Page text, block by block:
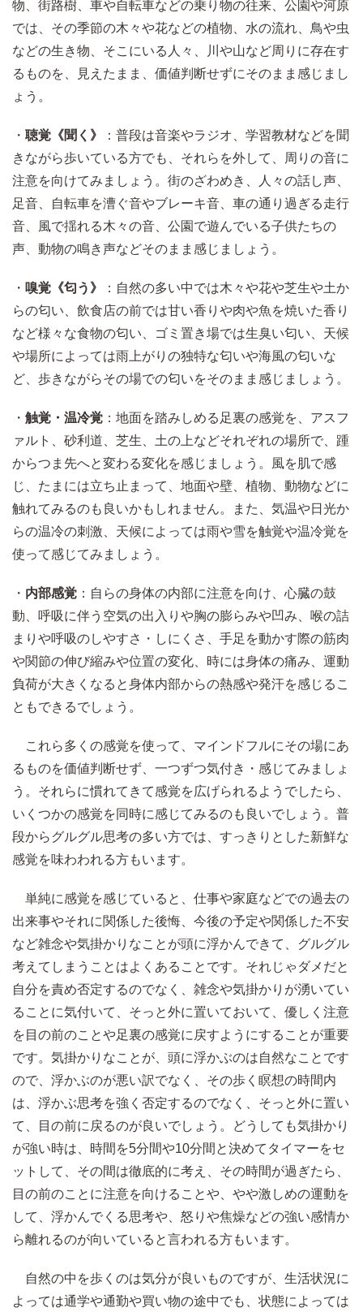
物、街路樹、車や自転車などの乗り物の往来、公園や河原
では、その季節の木々や花などの植物、水の流れ、鳥や虫
などの生き物、そこにいる人々、川や山など周りに存在す
るものを、見えたまま、価値判断せずにそのまま感じまし
ょう。
・ 聴覚《聞く》
：普段は音楽やラジオ、学習教材などを聞
きながら歩いている方でも、それらを外して、周りの音に
注意を向けてみましょう。街のざわめき、人々の話し声、
足音、自転車を漕ぐ音やブレーキ音、車の通り過ぎる走行
音、風で揺れる木々の音、公園で遊んでいる子供たちの
声、動物の鳴き声などそのまま感じましょう。
・ 嗅覚《匂う》
：自然の多い中では木々や花や芝生や土か
らの匂い、飲食店の前では甘い香りや肉や魚を焼いた香り
など様々な食物の匂い、ゴミ置き場では生臭い匂い、天候
や場所によっては雨上がりの独特な匂いや海風の匂いな
ど、歩きながらその場での匂いをそのまま感じましょう。
・ 触覚・温冷覚 ：地面を踏みしめる足裏の感覚を、アスフ
ァルト、砂利道、芝生、土の上などそれぞれの場所で、踵
からつま先へと変わる変化を感じましょう。風を肌で感
じ、たまには立ち止まって、地面や壁、植物、動物などに
触れてみるのも良いかもしれません。また、気温や日光か
らの温冷の刺激、天候によっては雨や雪を触覚や温冷覚を
使って感じてみましょう。
・ 内部感覚 ：自らの身体の内部に注意を向け、心臓の鼓
動、呼吸に伴う空気の出入りや胸の膨らみや凹み、喉の詰
まりや呼吸のしやすさ・しにくさ、手足を動かす際の筋肉
や関節の伸び縮みや位置の変化、時には身体の痛み、運動
負荷が大きくなると身体内部からの熱感や発汗を感じるこ
ともできるでしょう。
これら多くの感覚を使って、マインドフルにその場にあ
るものを価値判断せず、一つずつ気付き・感じてみましょ
う。それらに慣れてきて感覚を広げられるようでしたら、
いくつかの感覚を同時に感じてみるのも良いでしょう。普
段からグルグル思考の多い方では、すっきりとした新鮮な
感覚を味わわれる方もいます。
単純に感覚を感じていると、仕事や家庭などでの過去の
出来事やそれに関係した後悔、今後の予定や関係した不安
など雑念や気掛かりなことが頭に浮かんできて、グルグル
考えてしまうことはよくあることです。それじゃダメだと
自分を責め否定するのでなく、雑念や気掛かりが湧いてい
ることに気付いて、そっと外に置いておいて、優しく注意
を目の前のことや足裏の感覚に戻すようにすることが重要
です。気掛かりなことが、頭に浮かぶのは自然なことです
ので、浮かぶのが悪い訳でなく、その歩く瞑想の時間内
は、浮かぶ思考を強く否定するのでなく、そっと外に置い
て、目の前に戻るのが良いでしょう。どうしても気掛かり
が強い時は、時間を5分間や10分間と決めてタイマーをセ
ットして、その間は徹底的に考え、その時間が過ぎたら、
目の前のことに注意を向けることや、やや激しめの運動を
して、浮かんでくる思考や、怒りや焦燥などの強い感情か
ら離れるのが向いていると言われる方もいます。
自然の中を歩くのは気分が良いものですが、生活状況に
よっては通学や通勤や買い物の途中でも、状態によっては